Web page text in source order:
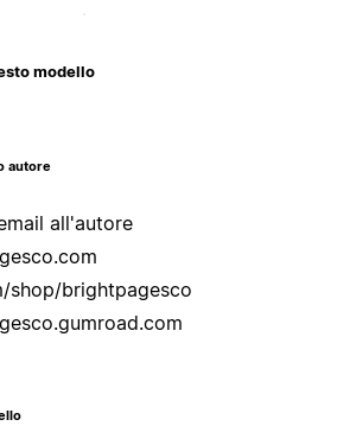
modello
autore
all'autore
shop/brightpagesco